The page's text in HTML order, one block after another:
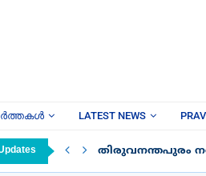
LATEST NEWS
തിരുവനന്തപുരം